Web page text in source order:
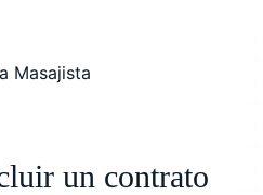
un contrato